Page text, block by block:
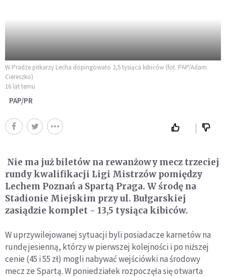
W Pradze piłkarzy Lecha dopingowało 2,5 tysiąca kibiców (fot. PAP/Adam
Ciereszko)
16 lat temu
PAP/PR
Nie ma już biletów na rewanżowy mecz trzeciej
rundy kwalifikacji Ligi Mistrzów pomiędzy
Lechem Poznań a Spartą Praga. W środę na
Stadionie Miejskim przy ul. Bułgarskiej
zasiądzie komplet - 13,5 tysiąca kibiców.
W uprzywilejowanej sytuacji byli posiadacze karnetów na
rundę jesienną, którzy w pierwszej kolejności i po niższej
cenie (45 i 55 zł) mogli nabywać wejściówki na środowy
mecz ze Spartą. W poniedziałek rozpoczęła się otwarta